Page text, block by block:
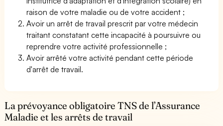
raison de votre maladie ou de votre accident ;
Avoir un arrêt de travail prescrit par votre médecin
traitant constatant cette incapacité à poursuivre ou
reprendre votre activité professionnelle ;
Avoir arrêté votre activité pendant cette période
d'arrêt de travail.
La prévoyance obligatoire TNS de l’Assurance
Maladie et les arrêts de travail